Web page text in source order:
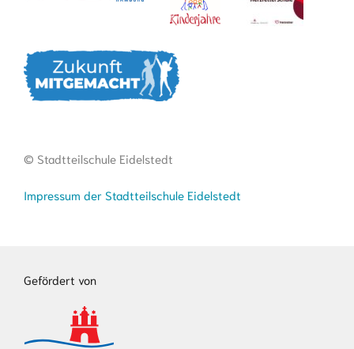
© Stadtteilschule Eidelstedt
Impressum der Stadtteilschule Eidelstedt
Gefördert von